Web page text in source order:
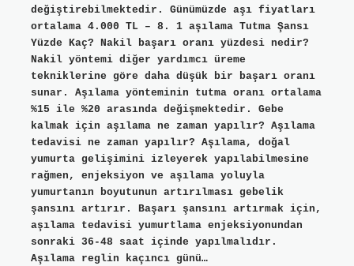
değiştirebilmektedir. Günümüzde aşı fiyatları
ortalama 4.000 TL – 8. 1 aşılama Tutma Şansı
Yüzde Kaç? Nakil başarı oranı yüzdesi nedir?
Nakil yöntemi diğer yardımcı üreme
tekniklerine göre daha düşük bir başarı oranı
sunar. Aşılama yönteminin tutma oranı ortalama
%15 ile %20 arasında değişmektedir. Gebe
kalmak için aşılama ne zaman yapılır? Aşılama
tedavisi ne zaman yapılır? Aşılama, doğal
yumurta gelişimini izleyerek yapılabilmesine
rağmen, enjeksiyon ve aşılama yoluyla
yumurtanın boyutunun artırılması gebelik
şansını artırır. Başarı şansını artırmak için,
aşılama tedavisi yumurtlama enjeksiyonundan
sonraki 36-48 saat içinde yapılmalıdır.
Aşılama reglin kaçıncı günü…